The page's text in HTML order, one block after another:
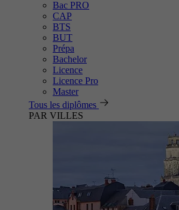
Bac PRO
CAP
BTS
BUT
Prépa
Bachelor
Licence
Licence Pro
Master
Tous les diplômes
PAR VILLES